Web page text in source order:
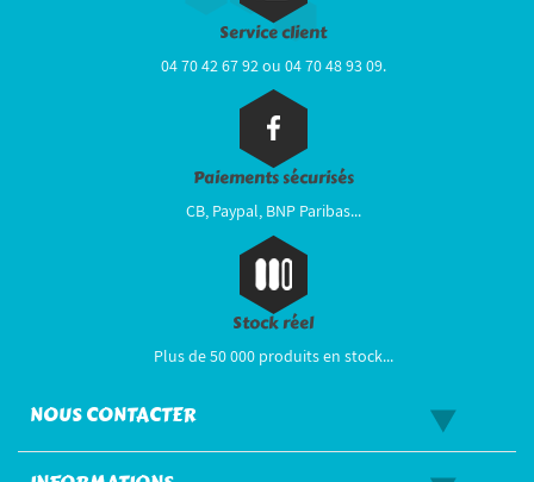
Service client
04 70 42 67 92 ou 04 70 48 93 09.
Paiements sécurisés
CB, Paypal, BNP Paribas...
Stock réel
Plus de 50 000 produits en stock...
NOUS CONTACTER